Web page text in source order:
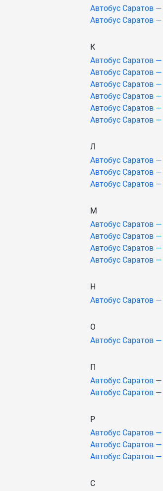
Автобус Саратов —
Автобус Саратов —
К
Автобус Саратов —
Автобус Саратов —
Автобус Саратов —
Автобус Саратов —
Автобус Саратов —
Автобус Саратов —
Л
Автобус Саратов —
Автобус Саратов —
Автобус Саратов —
М
Автобус Саратов —
Автобус Саратов —
Автобус Саратов —
Автобус Саратов —
Н
Автобус Саратов —
О
Автобус Саратов —
П
Автобус Саратов —
Автобус Саратов —
Р
Автобус Саратов —
Автобус Саратов —
Автобус Саратов —
С